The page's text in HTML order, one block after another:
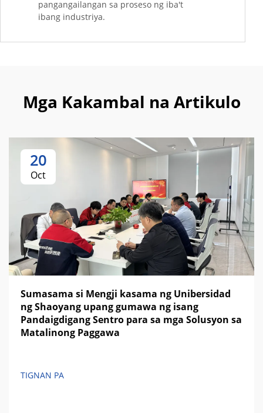
pangangailangan sa proseso ng iba't
ibang industriya.
Mga Kakambal na Artikulo
20
Oct
Sumasama si Mengji kasama ng Unibersidad
ng Shaoyang upang gumawa ng isang
Pandaigdigang Sentro para sa mga Solusyon sa
Matalinong Paggawa
TIGNAN PA